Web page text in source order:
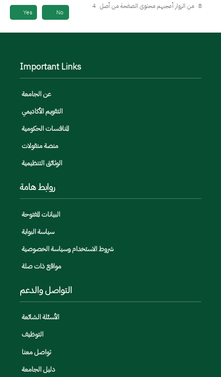
Yes No
4 من الزوار أعجبهم محتوى الصفحة من أصل 8
Important Links
عن الجامعة
التقويم الأكاديمي
المنافسات الحكومية
منصة منقولات
الوثائق التنظيمية
روابط هامة
البيانات المفتوحة
سياسة البوابة
شروط الاستخدام وسياسة الخصوصية
مواقع ذات صلة
التواصل والدعم
الأسئلة الشائعة
التوظيف
تواصل معنا
دليل الجامعة